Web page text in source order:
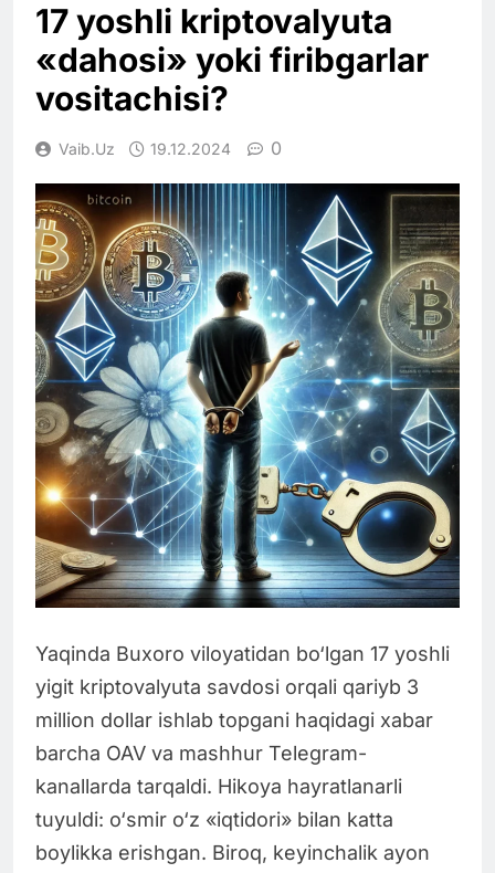
17 yoshli kriptovalyuta
«dahosi» yoki firibgarlar
vositachisi?
Vaib.uz 19.12.2024 0
Yaqinda Buxoro viloyatidan bo‘lgan 17 yoshli
yigit kriptovalyuta savdosi orqali qariyb 3
million dollar ishlab topgani haqidagi xabar
barcha OAV va mashhur Telegram-
kanallarda tarqaldi. Hikoya hayratlanarli
tuyuldi: o‘smir o‘z «iqtidori» bilan katta
boylikka erishgan. Biroq, keyinchalik ayon